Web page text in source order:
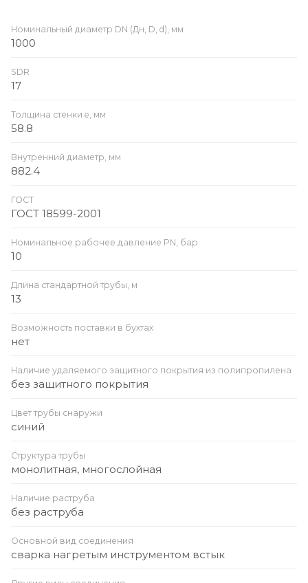
Номинальный диаметр DN (Дн, D, d), мм
1000
SDR
17
Толщина стенки e, мм
58.8
Внутренний диаметр, мм
882.4
ГОСТ
ГОСТ 18599-2001
Номинальное рабочее давление PN, бар
10
Длина стандартной трубы, м
13
Возможность поставки в бухтах
нет
Наличие удаляемого защитного покрытия из полипропилена
без защитного покрытия
Цвет трубы снаружи
синий
Структура трубы
монолитная, многослойная
Наличие раструба
без раструба
Основной вид соединения
сварка нагретым инструментом встык